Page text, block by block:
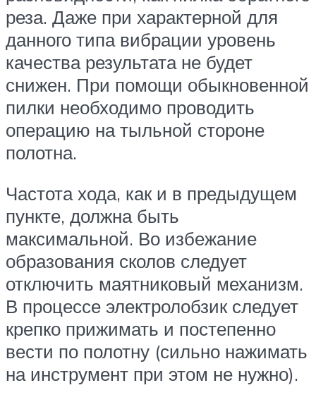
реза. Даже при характерной для
данного типа вибрации уровень
качества результата не будет
снижен. При помощи обыкновенной
пилки необходимо проводить
операцию на тыльной стороне
полотна.
Частота хода, как и в предыдущем
пункте, должна быть
максимальной. Во избежание
образования сколов следует
отключить маятниковый механизм.
В процессе электролобзик следует
крепко прижимать и постепенно
вести по полотну (сильно нажимать
на инструмент при этом не нужно).